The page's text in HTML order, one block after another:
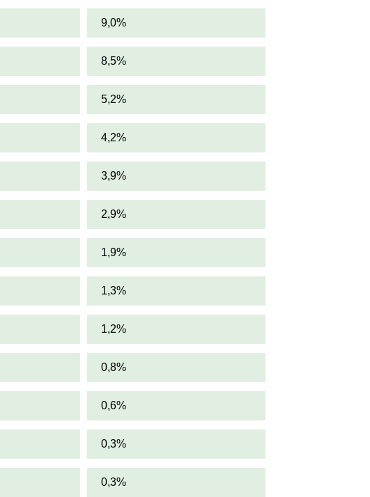
9,0%
8,5%
5,2%
4,2%
3,9%
2,9%
1,9%
1,3%
1,2%
0,8%
0,6%
0,3%
0,3%